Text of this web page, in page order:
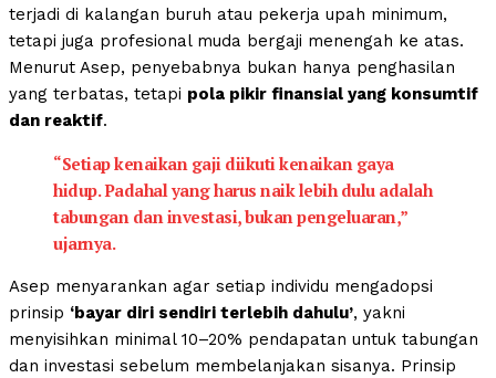
terjadi di kalangan buruh atau pekerja upah minimum,
tetapi juga profesional muda bergaji menengah ke atas.
Menurut Asep, penyebabnya bukan hanya penghasilan
yang terbatas, tetapi pola pikir finansial yang konsumtif
dan reaktif.
“Setiap kenaikan gaji diikuti kenaikan gaya
hidup. Padahal yang harus naik lebih dulu adalah
tabungan dan investasi, bukan pengeluaran,”
ujarnya.
Asep menyarankan agar setiap individu mengadopsi
prinsip ‘bayar diri sendiri terlebih dahulu’, yakni
menyisihkan minimal 10–20% pendapatan untuk tabungan
dan investasi sebelum membelanjakan sisanya. Prinsip